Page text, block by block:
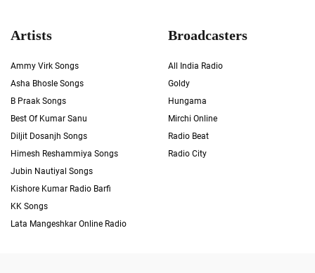
Artists
Ammy Virk Songs
Asha Bhosle Songs
B Praak Songs
Best Of Kumar Sanu
Diljit Dosanjh Songs
Himesh Reshammiya Songs
Jubin Nautiyal Songs
Kishore Kumar Radio Barfi
KK Songs
Lata Mangeshkar Online Radio
Broadcasters
All India Radio
Goldy
Hungama
Mirchi Online
Radio Beat
Radio City